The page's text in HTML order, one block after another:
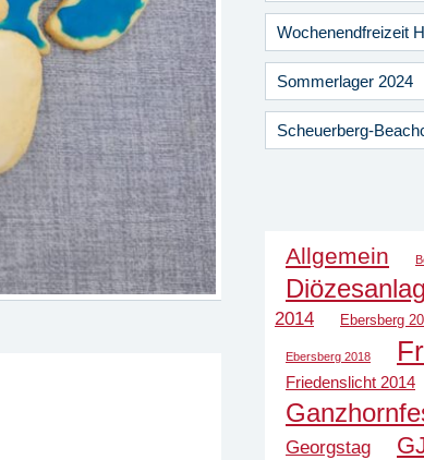
Wochenendfreizeit
Sommerlager 2024
Scheuerberg-
Allgemein
2014
Ebersberg
Ebersberg 2018
Friedenslicht 2014
Georgstag